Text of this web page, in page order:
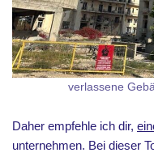
verlassene
Daher empfehle ich dir,
unternehmen. Bei dieser